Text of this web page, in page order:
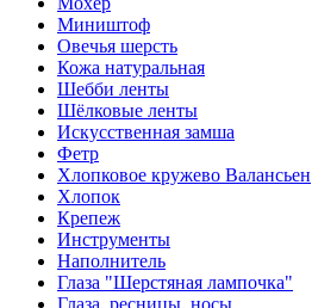
Миништоф
Овечья шерсть
Кожа натуральная
Шебби ленты
Шёлковые ленты
Искусственная замша
Фетр
Хлопковое кружево Валансьен
Хлопок
Крепеж
Инструменты
Наполнитель
Глаза "Шерстяная лампочка"
Глаза, ресницы, носы